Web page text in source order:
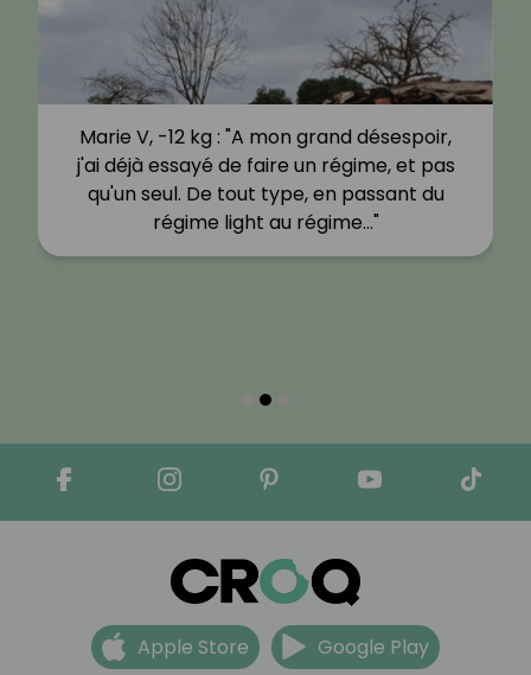
Marie V, -12 kg : "A mon grand désespoir,
j'ai déjà essayé de faire un régime, et pas
qu'un seul. De tout type, en passant du
régime light au régime…"
Apple Store Google Play